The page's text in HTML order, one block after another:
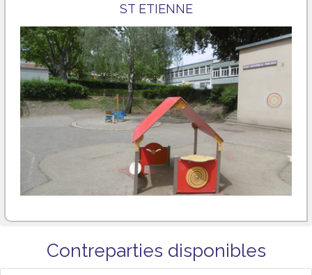
ST ETIENNE
Contreparties disponibles